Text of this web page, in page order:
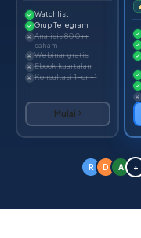
Watchlist
Grup Telegram
Analisis 800++
saham
Webinar gratis
Ebook kuartalan
Konsultasi 1-on-1
Mulai
R D A +